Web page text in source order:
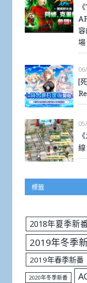
場
[
標籤
2018年夏季新
2019年冬季
2019年春季新番
2020年冬季新番